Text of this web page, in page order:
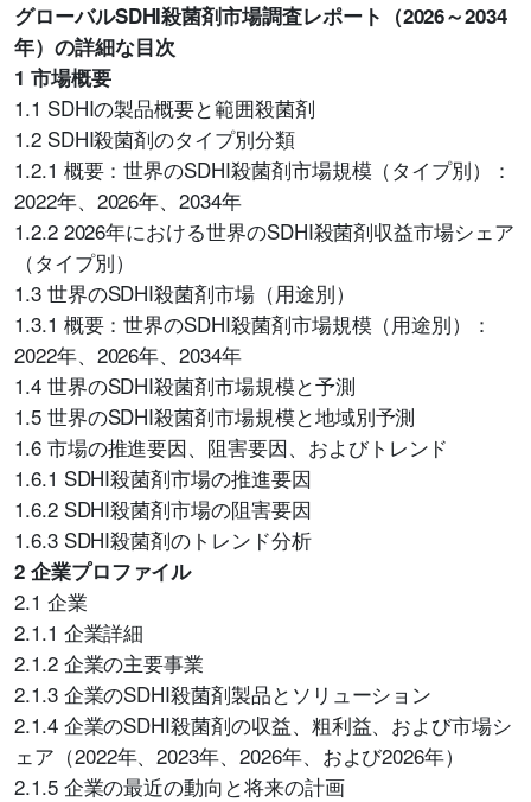
グローバルSDHI殺菌剤市場調査レポート（2026～2034
年）の詳細な目次
1 市場概要
1.1 SDHIの製品概要と範囲殺菌剤
1.2 SDHI殺菌剤のタイプ別分類
1.2.1 概要：世界のSDHI殺菌剤市場規模（タイプ別）：
2022年、2026年、2034年
1.2.2 2026年における世界のSDHI殺菌剤収益市場シェア
（タイプ別）
1.3 世界のSDHI殺菌剤市場（用途別）
1.3.1 概要：世界のSDHI殺菌剤市場規模（用途別）：
2022年、2026年、2034年
1.4 世界のSDHI殺菌剤市場規模と予測
1.5 世界のSDHI殺菌剤市場規模と地域別予測
1.6 市場の推進要因、阻害要因、およびトレンド
1.6.1 SDHI殺菌剤市場の推進要因
1.6.2 SDHI殺菌剤市場の阻害要因
1.6.3 SDHI殺菌剤のトレンド分析
2 企業プロファイル
2.1 企業
2.1.1 企業詳細
2.1.2 企業の主要事業
2.1.3 企業のSDHI殺菌剤製品とソリューション
2.1.4 企業のSDHI殺菌剤の収益、粗利益、および市場シ
ェア（2022年、2023年、2026年、および2026年）
2.1.5 企業の最近の動向と将来の計画